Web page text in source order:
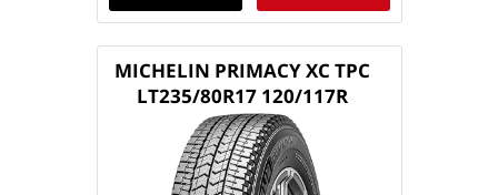
MICHELIN PRIMACY XC TPC
LT235/80R17 120/117R